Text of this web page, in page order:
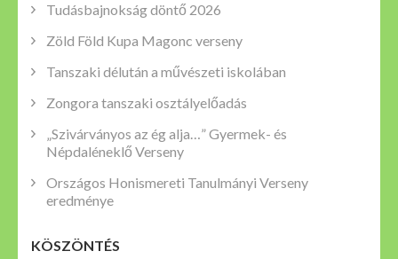
Tudásbajnokság döntő 2026
Zöld Föld Kupa Magonc verseny
Tanszaki délután a művészeti iskolában
Zongora tanszaki osztályelőadás
„Szivárványos az ég alja…” Gyermek- és
Népdaléneklő Verseny
Országos Honismereti Tanulmányi Verseny
eredménye
KÖSZÖNTÉS